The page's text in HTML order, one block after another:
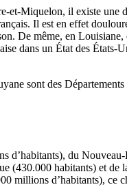
et-Miquelon, il existe une
Il est en effet
De même, en
dans un État des États-
sont des
d’habitants), du
(430.000 habitants) et de
millions d’habitants), ce